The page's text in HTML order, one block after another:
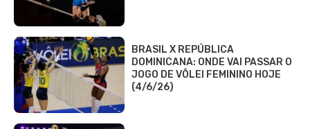
BRASIL X REPÚBLICA
DOMINICANA: ONDE VAI PASSAR O
JOGO DE VÔLEI FEMININO HOJE
(4/6/26)